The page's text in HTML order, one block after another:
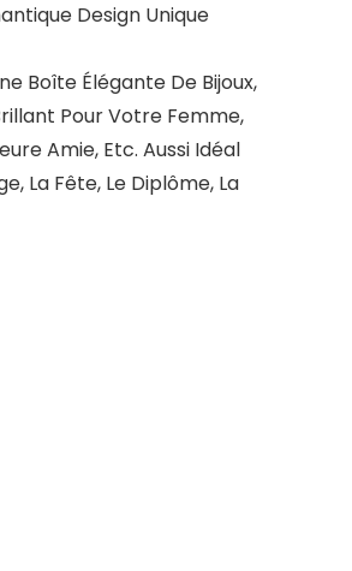
Design Unique
Boîte Élégante De Bijoux,
Pour Votre Femme,
Amie, Etc. Aussi Idéal
La Fête, Le Diplôme, La